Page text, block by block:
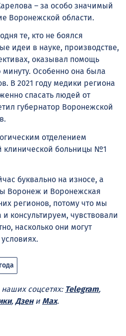
– за особо значимый
Воронежской области.
те, кто не боялся
идеи в науке, производстве,
оказывал помощь
Особенно она была
В 2021 году медики региона
спасать людей от
губернатор Воронежской
отделением
клинической больницы №1
буквально на износе, а
Воронеж и Воронежская
регионов, потому что мы
консультируем, чувствовали
насколько они могут
соцсетях: Telegram,
, Дзени Max.